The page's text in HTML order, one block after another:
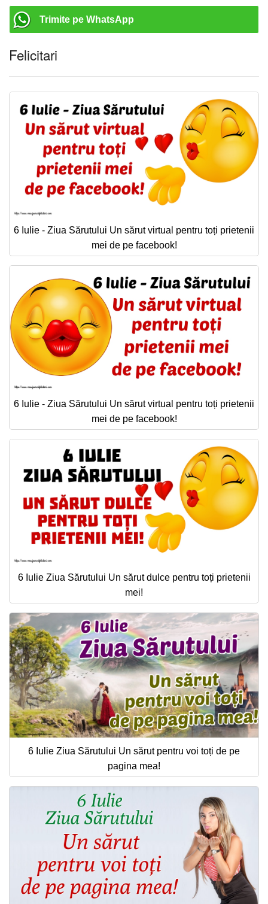
Trimite pe WhatsApp
Felicitari
6 Iulie - Ziua Sărutului Un sărut virtual pentru toți prietenii
mei de pe facebook!
6 Iulie - Ziua Sărutului Un sărut virtual pentru toți prietenii
mei de pe facebook!
6 Iulie Ziua Sărutului Un sărut dulce pentru toți prietenii
mei!
6 Iulie Ziua Sărutului Un sărut pentru voi toți de pe
pagina mea!